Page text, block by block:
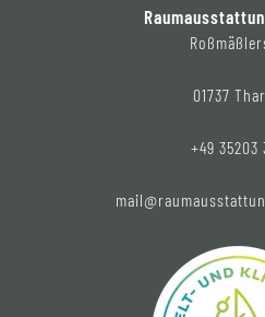
01737
+49 35203